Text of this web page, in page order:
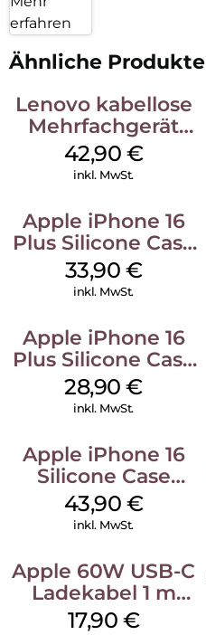
erfahren
Ähnliche Produkte
Lenovo kabellose
Mehrfachgerät
Luna Grey
42,90 €
inkl. MwSt.
Apple iPhone 16
Plus Silicone Case
MagSafe Lake
Green
33,90 €
inkl. MwSt.
Apple iPhone 16
Plus Silicone Case
MagSafe Black
28,90€
inkl. MwSt.
Apple iPhone 16
Silicone Case
MagSafe Plum
43,90 €
inkl. MwSt.
Apple 60W USB-C
Ladekabel 1 m
Weiß
17,90 €